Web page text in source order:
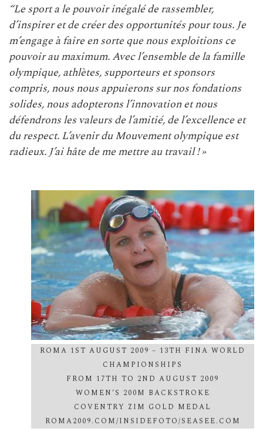
“Le sport a le pouvoir inégalé de rassembler,
d’inspirer et de créer des opportunités pour tous. Je
m’engage à faire en sorte que nous exploitions ce
pouvoir au maximum. Avec l’ensemble de la famille
olympique, athlètes, supporteurs et sponsors
compris, nous nous appuierons sur nos fondations
solides, nous adopterons l’innovation et nous
défendrons les valeurs de l’amitié, de l’excellence et
du respect. L’avenir du Mouvement olympique est
radieux. J’ai hâte de me mettre au travail ! »
ROMA 1ST AUGUST 2009 – 13TH FINA WORLD
CHAMPIONSHIPS
FROM 17TH TO 2ND AUGUST 2009
WOMEN’S 200M BACKSTROKE
COVENTRY ZIM GOLD MEDAL
ROMA2009.COM/INSIDEFOTO/SEASEE.COM